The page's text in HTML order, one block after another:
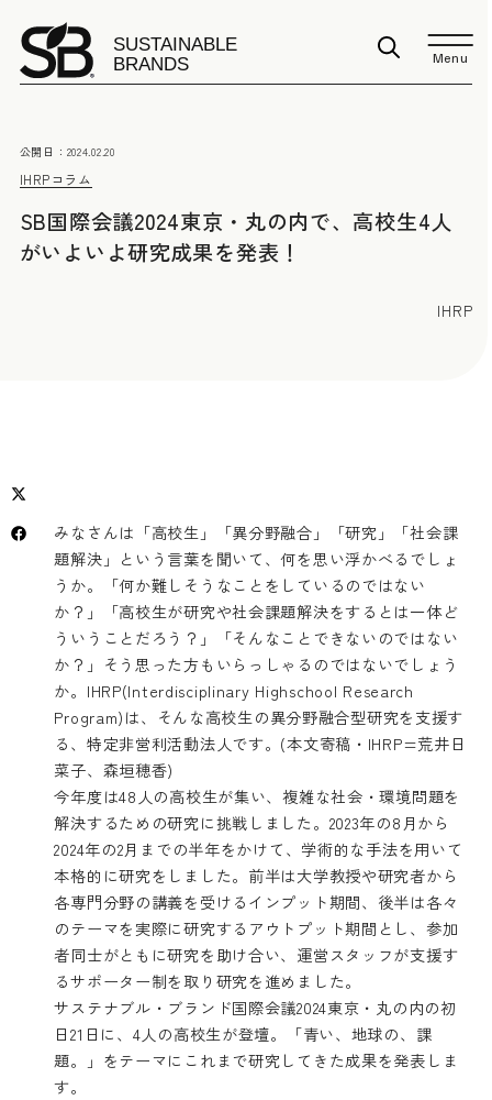
Menu
IHRPコラム
公開日： 2024.02.20
SB国際会議2024東京・丸の内で、高校生4人
がいよいよ研究成果を発表！
IHRP
みなさんは「高校生」「異分野融合」「研究」「社会課
題解決」という言葉を聞いて、何を思い浮かべるでしょ
うか。「何か難しそうなことをしているのではない
か？」「高校生が研究や社会課題解決をするとは一体ど
ういうことだろう？」「そんなことできないのではない
か？」そう思った方もいらっしゃるのではないでしょう
か。IHRP(Interdisciplinary Highschool Research
Program)は、そんな高校生の異分野融合型研究を支援す
る、特定非営利活動法人です。(本文寄稿・IHRP=荒井日
菜子、森垣穂香)
今年度は48人の高校生が集い、複雑な社会・環境問題を
解決するための研究に挑戦しました。2023年の8月から
2024年の2月までの半年をかけて、学術的な手法を用いて
本格的に研究をしました。前半は大学教授や研究者から
各専門分野の講義を受けるインプット期間、後半は各々
のテーマを実際に研究するアウトプット期間とし、参加
者同士がともに研究を助け合い、運営スタッフが支援す
るサポーター制を取り研究を進めました。
サステナブル・ブランド国際会議2024東京・丸の内の初
日21日に、4人の高校生が登壇。「青い、地球の、課
題。」をテーマにこれまで研究してきた成果を発表しま
す。